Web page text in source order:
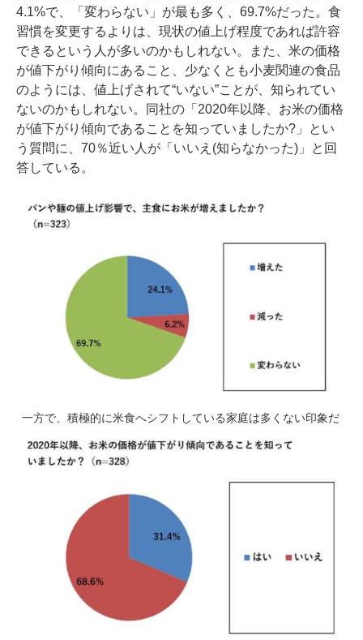
4.1%で、「変わらない」が最も多く、69.7%だった。食
習慣を変更するよりは、現状の値上げ程度であれば許容
できるという人が多いのかもしれない。また、米の価格
が値下がり傾向にあること、少なくとも小麦関連の食品
のようには、値上げされて“いない”ことが、知られてい
ないのかもしれない。同社の「2020年以降、お米の価格
が値下がり傾向であることを知っていましたか?」とい
う質問に、70％近い人が「いいえ(知らなかった)」と回
答している。
一方で、積極的に米食へシフトしている家庭は多くない印象だ